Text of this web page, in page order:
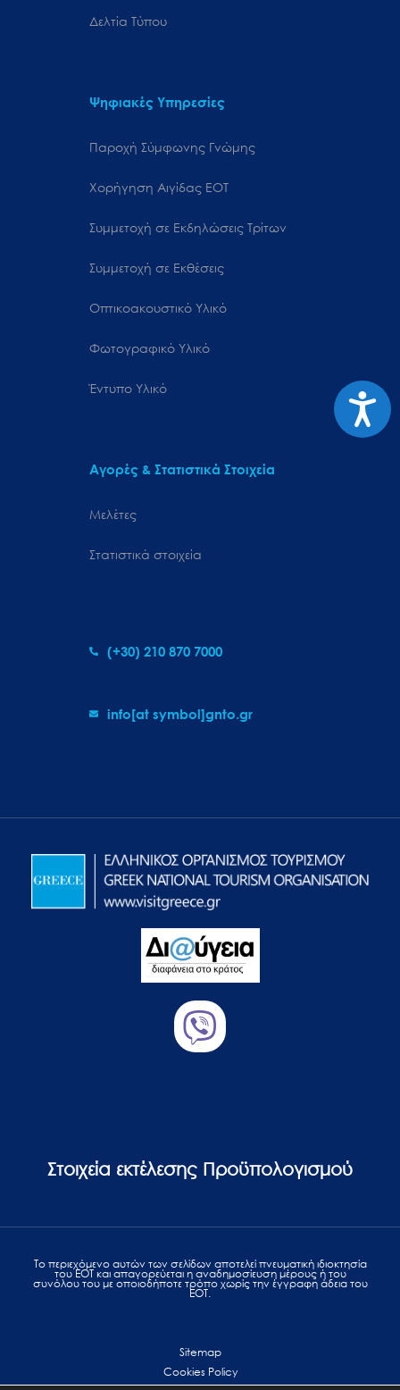
Δελτία Τύπου
Ψηφιακές Υπηρεσίες
Παροχή Σύμφωνης Γνώμης
Χορήγηση Αιγίδας ΕΟΤ
Συμμετοχή σε Εκδηλώσεις Τρίτων
Συμμετοχή σε Εκθέσεις
Οπτικοακουστικό Υλικό
Φωτογραφικό Υλικό
Έντυπο Υλικό
Αγορές & Στατιστικά Στοιχεία
Μελέτες
Στατιστικά στοιχεία
(+30) 210 870 7000
info[at symbol]gnto.gr
Στοιχεία εκτέλεσης Προϋπολογισμού
Το περιεχόμενο αυτών των σελίδων αποτελεί πvευματική ιδιοκτησία
του ΕΟΤ και απαγορεύεται η αναδημοσίευση μέρους ή του
συνόλου του με οποιοδήποτε τρόπο χωρίς την έγγραφη άδεια του
ΕΟΤ.
Sitemap
Cookies Policy